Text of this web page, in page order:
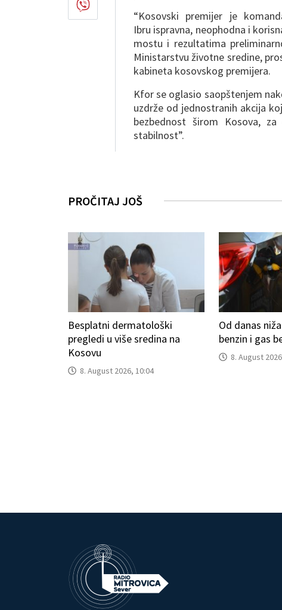
“Kosovski premijer je
Ibru ispravna, neophodna i
mostu i rezultatima
Ministarstvu životne sredine,
kabineta kosovskog premijera.
Kfor se oglasio saopštenjem
uzdrže od jednostranih akcija
bezbednost širom Kosova,
stabilnost”.
PROČITAJ JOŠ
Besplatni dermatološki
pregledi u više sredina na
Kosovu
8. August 2026, 10:04
Od danas
benzin i gas
8. August